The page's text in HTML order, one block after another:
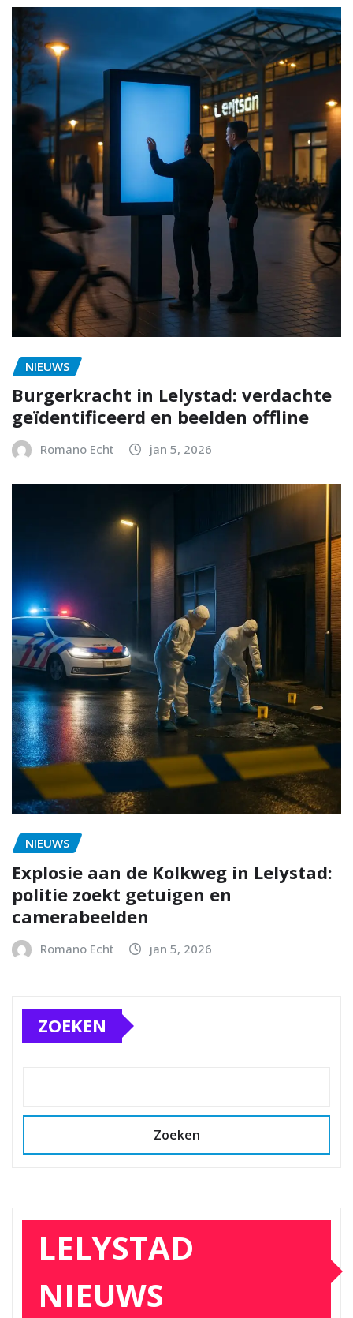
NIEUWS
Burgerkracht in Lelystad: verdachte
geïdentificeerd en beelden offline
Romano Echt jan 5, 2026
NIEUWS
Explosie aan de Kolkweg in Lelystad:
politie zoekt getuigen en
camerabeelden
Romano Echt jan 5, 2026
ZOEKEN
Zoeken
LELYSTAD
NIEUWS